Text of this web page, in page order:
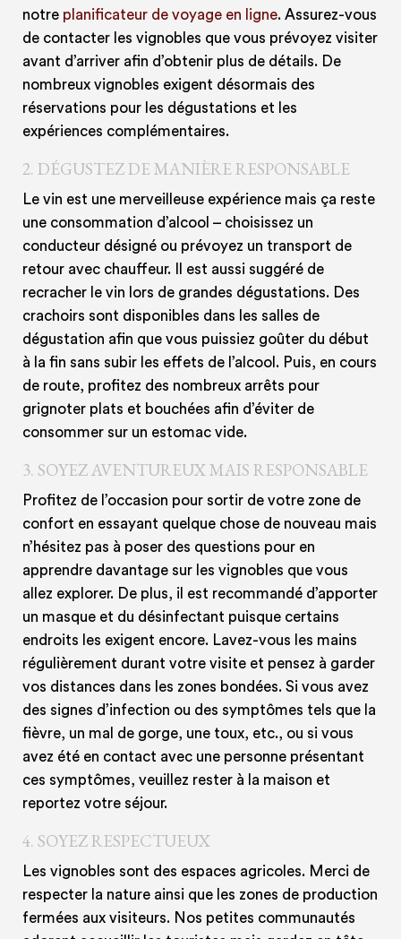
notre planificateur de voyage en ligne. Assurez-vous
de contacter les vignobles que vous prévoyez visiter
avant d’arriver afin d’obtenir plus de détails. De
nombreux vignobles exigent désormais des
réservations pour les dégustations et les
expériences complémentaires.
2.DÉGUSTEZ DE MANIÈRE RESPONSABLE
Le vin est une merveilleuse expérience mais ça reste
une consommation d’alcool – choisissez un
conducteur désigné ou prévoyez un transport de
retour avec chauffeur. Il est aussi suggéré de
recracher le vin lors de grandes dégustations. Des
crachoirs sont disponibles dans les salles de
dégustation afin que vous puissiez goûter du début
à la fin sans subir les effets de l’alcool. Puis, en cours
de route, profitez des nombreux arrêts pour
grignoter plats et bouchées afin d’éviter de
consommer sur un estomac vide.
3.SOYEZ AVENTUREUX MAIS RESPONSABLE
Profitez de l’occasion pour sortir de votre zone de
confort en essayant quelque chose de nouveau mais
n’hésitez pas à poser des questions pour en
apprendre davantage sur les vignobles que vous
allez explorer. De plus, il est recommandé d’apporter
un masque et du désinfectant puisque certains
endroits les exigent encore. Lavez-vous les mains
régulièrement durant votre visite et pensez à garder
vos distances dans les zones bondées. Si vous avez
des signes d’infection ou des symptômes tels que la
fièvre, un mal de gorge, une toux, etc., ou si vous
avez été en contact avec une personne présentant
ces symptômes, veuillez rester à la maison et
reportez votre séjour.
4.SOYEZ RESPECTUEUX
Les vignobles sont des espaces agricoles. Merci de
respecter la nature ainsi que les zones de production
fermées aux visiteurs. Nos petites communautés